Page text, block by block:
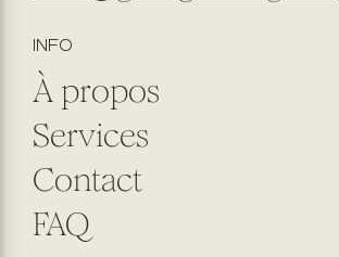
INFO
À propos
Services
Contact
FAQ